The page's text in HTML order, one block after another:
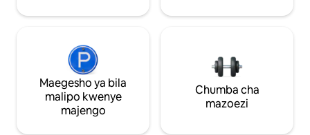
Maegesho ya bila
malipo kwenye
majengo
Chumba cha
mazoezi